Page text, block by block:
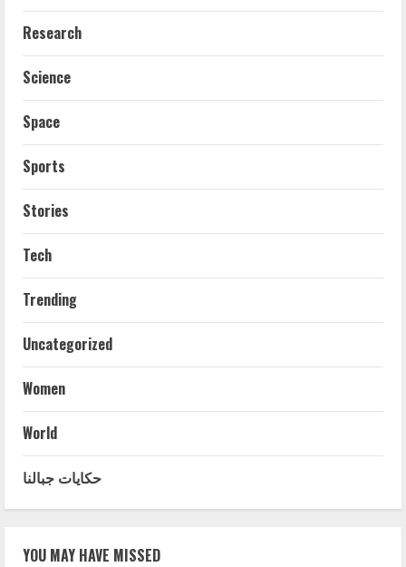
Research
Science
Space
Sports
Stories
Tech
Trending
Uncategorized
Women
World
حكايات جبالنا
YOU MAY HAVE MISSED